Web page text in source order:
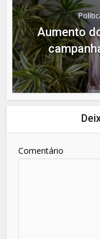
Aumento
Comentário